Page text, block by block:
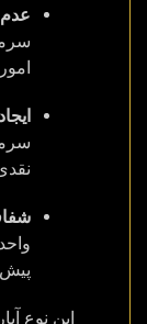
این نوع